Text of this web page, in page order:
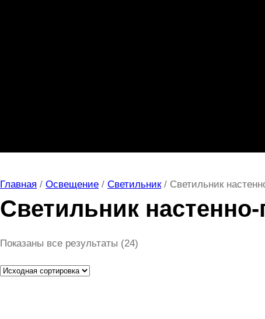
Главная / Освещение / Светильник/ Светильник
Светильник
Показаны все результаты (24)